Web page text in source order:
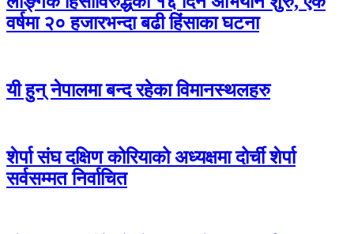
वर्षमा २० हजारभन्दा बढी हिंसाका घटना
यी हुन् नेपालमा बन्द रहेका विमानस्थलहरु
शेर्पा संघ दक्षिण कोरियाको अध्यक्षमा दोर्ची शेर्पा
सर्वसम्मत निर्वाचित